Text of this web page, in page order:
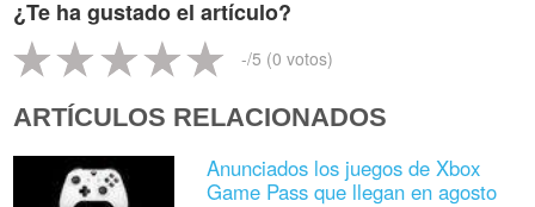
¿Te ha gustado el artículo?
-/5 (0 votos)
ARTÍCULOS RELACIONADOS
Anunciados los juegos de Xbox
Game Pass que llegan en agosto